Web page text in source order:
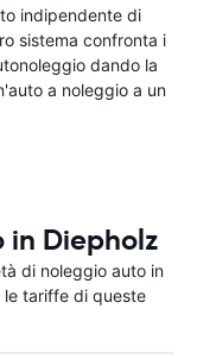
indipendente di
sistema confronta i
dando la
a noleggio a un
Diepholz
di noleggio auto in
le tariffe di queste